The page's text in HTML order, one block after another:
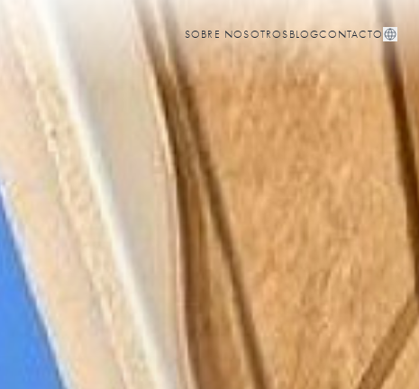
SOBRE NOSOTROS BLOGCONTACTO